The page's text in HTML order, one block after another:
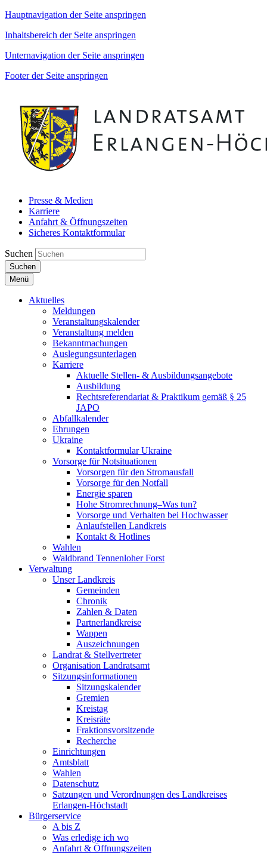
Hauptnavigation der Seite anspringen
Inhaltsbereich der Seite anspringen
Unternavigation der Seite anspringen
Footer der Seite anspringen
Presse & Medien
Karriere
Anfahrt & Öffnungszeiten
Sicheres Kontaktformular
Suchen
Suchen
Menü
Aktuelles
Meldungen
Veranstaltungskalender
Veranstaltung melden
Bekanntmachungen
Auslegungsunterlagen
Karriere
Aktuelle Stellen- & Ausbildungsangebote
Ausbildung
Rechtsreferendariat & Praktikum gemäß § 25
JAPO
Abfallkalender
Ehrungen
Ukraine
Kontaktformular Ukraine
Vorsorge für Notsituationen
Vorsorgen für den Stromausfall
Vorsorge für den Notfall
Energie sparen
Hohe Stromrechnung–Was tun?
Vorsorge und Verhalten bei Hochwasser
Anlaufstellen Landkreis
Kontakt & Hotlines
Wahlen
Waldbrand Tennenloher Forst
Verwaltung
Unser Landkreis
Gemeinden
Chronik
Zahlen & Daten
Partnerlandkreise
Wappen
Auszeichnungen
Landrat & Stellvertreter
Organisation Landratsamt
Sitzungsinformationen
Sitzungskalender
Gremien
Kreistag
Kreisräte
Fraktionsvorsitzende
Recherche
Einrichtungen
Amtsblatt
Wahlen
Datenschutz
Satzungen und Verordnungen des Landkreises
Erlangen-Höchstadt
Bürgerservice
A bis Z
Was erledige ich wo
Anfahrt & Öffnungszeiten